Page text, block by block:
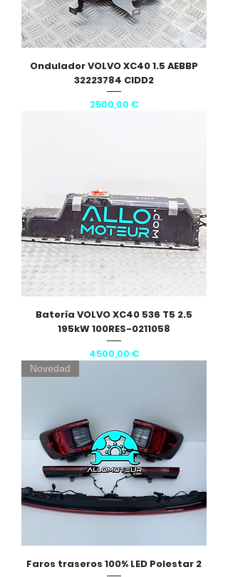
Ondulador VOLVO XC40 1.5 AEBBP
32223784 CIDD2
Precio
2500,00 €
Batería VOLVO XC40 536 T5 2.5
195kW 100RES-0211058
Precio
4500,00 €
Novedad
Faros traseros 100% LED Polestar 2